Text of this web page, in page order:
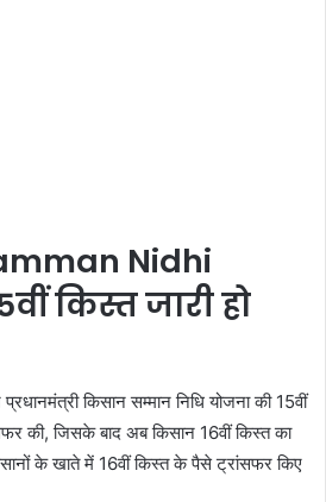
Nidhi
किस्त जारी हो
किसान सम्मान निधि योजना की 15वीं
की, जिसके बाद अब किसान 16वीं किस्त का
के खाते में 16वीं किस्त के पैसे ट्रांसफर किए